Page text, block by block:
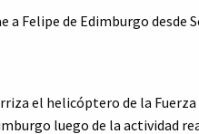
Felipe de Edimburgo desde
el helicóptero de la
luego de la actividad